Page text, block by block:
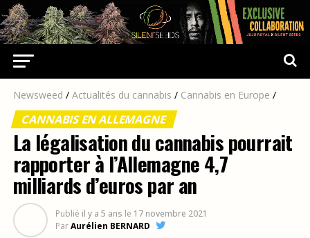
Newsweed / Actualités du cannabis / Cannabis en Europe /
CANNABIS EN ALLEMAGNE
La légalisation du cannabis pourrait
rapporter à l’Allemagne 4,7
milliards d’euros par an
Publié il y a 5 ans le 17 novembre 2021
ParAurélien BERNARD